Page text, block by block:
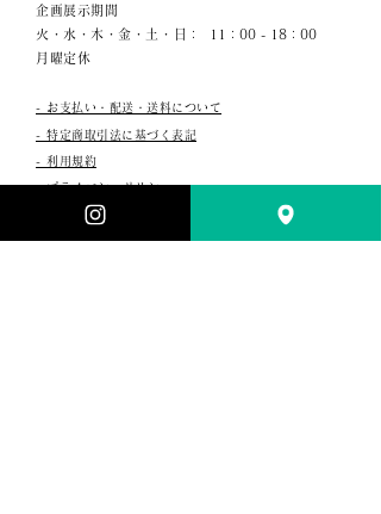
企画展示期間
火・水・木・金・土・日：
11：00 - 18：00
月曜定休
- お支払い・配送・送料について
- 特定商取引法に基づく表記​
- 利用規約
- プライバシーポリシー